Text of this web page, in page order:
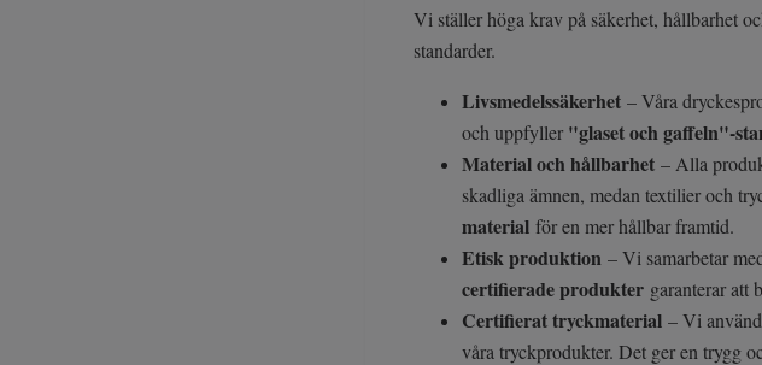
Vi ställer höga krav på säkerhet, hållbarhet
standarder.
Livsmedelssäkerhet – Våra
och uppfyller "glaset och gaffeln"-
Material och hållbarhet – Alla
skadliga ämnen, medan textilier och
material för en mer hållbar framtid.
Etisk produktion – Vi samarbetar
certifierade produkter garanterar att
Certifierat tryckmaterial – Vi
våra tryckprodukter. Det ger en trygg